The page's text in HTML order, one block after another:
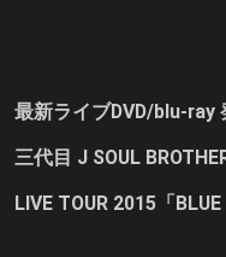
最新ライブDVD/blu-ray
三代目 J SOUL
LIVE TOUR 2015「BLUE